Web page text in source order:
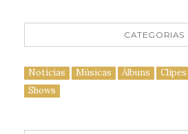
CATEGORIAS
Notícias Músicas Álbuns Clipes
Shows